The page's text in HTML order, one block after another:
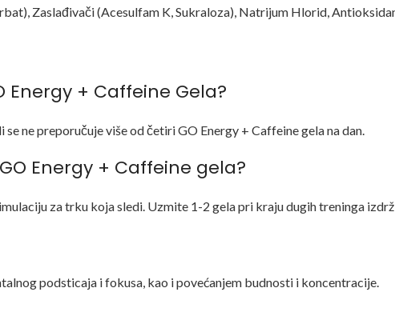
Zaslađivači (Acesulfam K, Sukraloza), Natrijum Hlorid,
Energy + Caffeine Gela?
ne preporučuje više od četiri GO Energy + Caffeine gela na dan.
Energy + Caffeine gela?
za trku koja sledi. Uzmite 1-2 gela pri kraju dugih treninga
podsticaja i fokusa, kao i povećanjem budnosti i koncentracije.